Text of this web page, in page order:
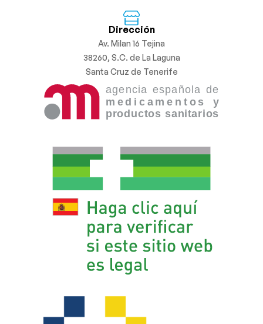
Dirección
Av. Milan 16 Tejina
38260, S.C. de La Laguna
Santa Cruz de Tenerife